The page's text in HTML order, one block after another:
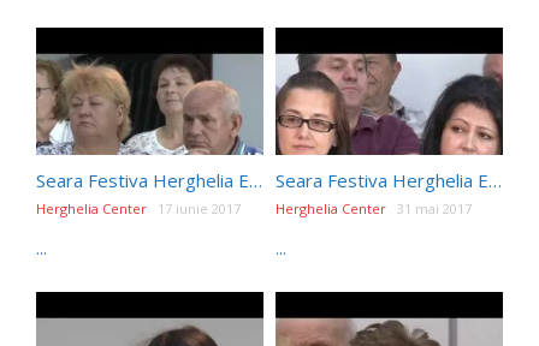
Seara Festiva Herghelia Editia196
Herghelia Center 17 iunie 2017
...
Seara Festiva Herghelia Editia194
Herghelia Center 31 mai 2017
...